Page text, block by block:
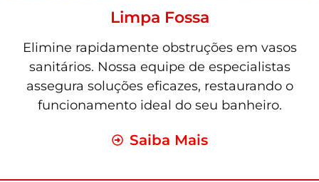
Limpa Fossa
Elimine rapidamente obstruções em vasos
sanitários. Nossa equipe de especialistas
assegura soluções eficazes, restaurando o
funcionamento ideal do seu banheiro.
Saiba Mais